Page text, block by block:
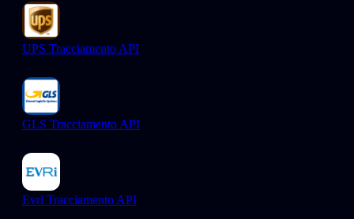
UPS Tracciamento API
GLS Tracciamento API
Evri Tracciamento API